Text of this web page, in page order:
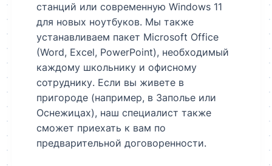
станций или современную Windows 11
для новых ноутбуков. Мы также
устанавливаем пакет Microsoft Office
(Word, Excel, PowerPoint), необходимый
каждому школьнику и офисному
сотруднику. Если вы живете в
пригороде (например, в Заполье или
Оснежицах), наш специалист также
сможет приехать к вам по
предварительной договоренности.